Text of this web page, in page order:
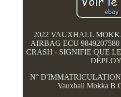
2022 VAUXHALL
AIRBAG ECU
CRASH - SIGNIFIE QUE
N° D'IMMATRICULATION
Vauxhall Mokka B